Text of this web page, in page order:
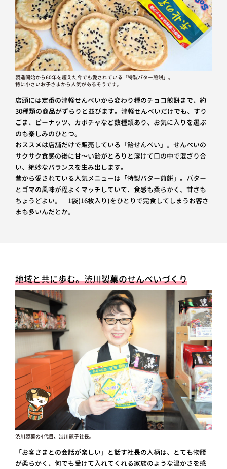
製造開始から60年を超えた今でも愛されている「特製バター煎餅」。
特に小さいお子さまから人気があるそうです。
店頭には定番の津軽せんべいから変わり種のチョコ煎餅まで、約
30種類の商品がずらりと並びます。津軽せんべいだけでも、すり
ごま、ピーナッツ、カボチャなど数種類あり、お気に入りを選ぶ
のも楽しみのひとつ。
おススメは店舗だけで販売している「飴せんべい」。せんべいの
サクサク食感の後に甘～い飴がとろりと溶けて口の中で混ざり合
い、絶妙なバランスを生み出します。
昔から愛されている人気メニューは「特製バター煎餅」。バター
とゴマの風味が程よくマッチしていて、食感も柔らかく、甘さも
ちょうどよい。 1袋(16枚入り)をひとりで完食してしまうお客さ
まも多いんだとか。
地域と共に歩む。渋川製菓のせんべいづくり
渋川製菓の4代目、渋川麗子社長。
「お客さまとの会話が楽しい」と話す社長の人柄は、とても物腰
が柔らかく、何でも受けて入れてくれる家族のような温かさを感